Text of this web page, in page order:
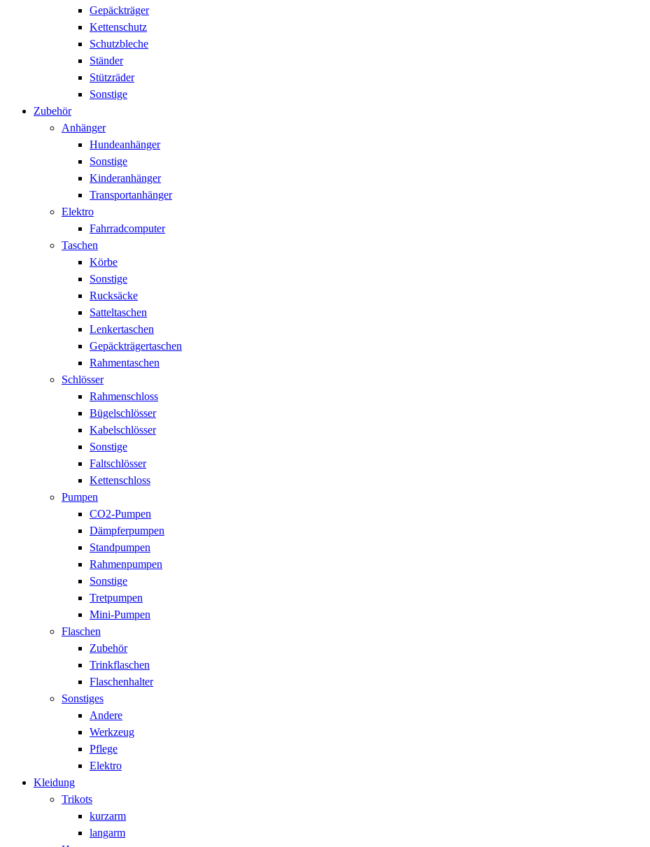
Gepäckträger
Kettenschutz
Schutzbleche
Ständer
Stützräder
Sonstige
Zubehör
Anhänger
Hundeanhänger
Sonstige
Kinderanhänger
Transportanhänger
Elektro
Fahrradcomputer
Taschen
Körbe
Sonstige
Rucksäcke
Satteltaschen
Lenkertaschen
Gepäckträgertaschen
Rahmentaschen
Schlösser
Rahmenschloss
Bügelschlösser
Kabelschlösser
Sonstige
Faltschlösser
Kettenschloss
Pumpen
CO2-Pumpen
Dämpferpumpen
Standpumpen
Rahmenpumpen
Sonstige
Tretpumpen
Mini-Pumpen
Flaschen
Zubehör
Trinkflaschen
Flaschenhalter
Sonstiges
Andere
Werkzeug
Pflege
Elektro
Kleidung
Trikots
kurzarm
langarm